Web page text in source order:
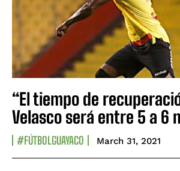
“El tiempo de
Velasco será entre 5 a 6
#FÚTBOLGUAYACO March 31, 2021